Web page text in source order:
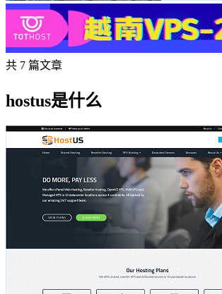
共 7 篇文章
hostus是什么